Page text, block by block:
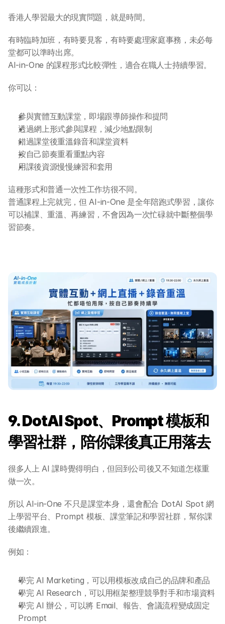
香港人學習最大的現實問題，就是時間。
有時臨時加班，有時要見客，有時要處理家庭事務，未必每
堂都可以準時出席。
AI-in-One 的課程形式比較彈性，適合在職人士持續學習。
你可以：
參與實體互動課堂，即場跟導師操作和提問
透過網上形式參與課程，減少地點限制
錯過課堂後重溫錄音和課堂資料
按自己節奏重看重點內容
用課後資源慢慢練習和套用
這種形式和普通一次性工作坊很不同。
普通課程上完就完，但 AI-in-One 是全年陪跑式學習，讓你
可以補課、重溫、再練習，不會因為一次忙碌就中斷整個學
習節奏。
9. DotAI Spot、Prompt 模板和
學習社群，陪你課後真正用落去
很多人上 AI 課時覺得明白，但回到公司後又不知道怎樣重
做一次。
所以 AI-in-One 不只是課堂本身，還會配合 DotAI Spot 網
上學習平台、Prompt 模板、課堂筆記和學習社群，幫你課
後繼續跟進。
例如：
學完 AI Marketing，可以用模板改成自己的品牌和產品
學完 AI Research，可以用框架整理競爭對手和市場資料
學完 AI 辦公，可以將 Email、報告、會議流程變成固定
Prompt
AI 應用服務
AI 創意廣告服務